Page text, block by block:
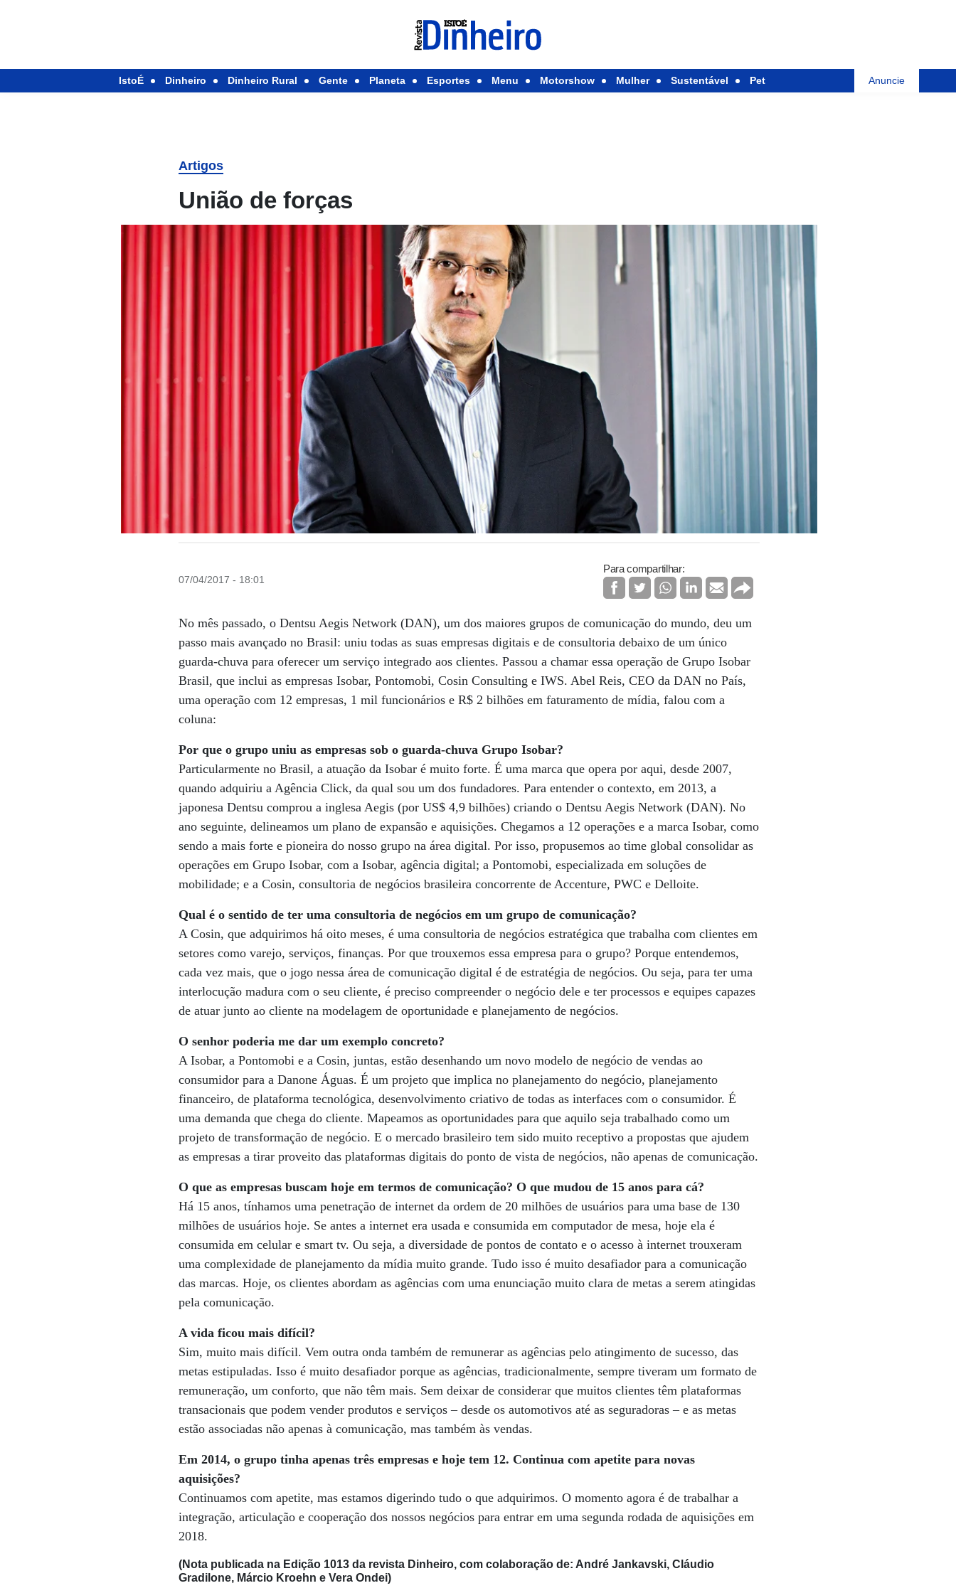
IstoÉ Dinheiro Dinheiro Rural Gente Planeta Esportes Menu Motorshow Mulher Sustentável Pet Anuncie
Artigos
União de forças
07/04/2017 - 18:01
Para compartilhar:
No mês passado, o Dentsu Aegis Network (DAN), um dos maiores grupos de comunicação do mundo, deu um
passo mais avançado no Brasil: uniu todas as suas empresas digitais e de consultoria debaixo de um único
guarda-chuva para oferecer um serviço integrado aos clientes. Passou a chamar essa operação de Grupo Isobar
Brasil, que inclui as empresas Isobar, Pontomobi, Cosin Consulting e IWS. Abel Reis, CEO da DAN no País,
uma operação com 12 empresas, 1 mil funcionários e R$ 2 bilhões em faturamento de mídia, falou com a
coluna:
Por que o grupo uniu as empresas sob o guarda-chuva Grupo Isobar?
Particularmente no Brasil, a atuação da Isobar é muito forte. É uma marca que opera por aqui, desde 2007,
quando adquiriu a Agência Click, da qual sou um dos fundadores. Para entender o contexto, em 2013, a
japonesa Dentsu comprou a inglesa Aegis (por US$ 4,9 bilhões) criando o Dentsu Aegis Network (DAN). No
ano seguinte, delineamos um plano de expansão e aquisições. Chegamos a 12 operações e a marca Isobar, como
sendo a mais forte e pioneira do nosso grupo na área digital. Por isso, propusemos ao time global consolidar as
operações em Grupo Isobar, com a Isobar, agência digital; a Pontomobi, especializada em soluções de
mobilidade; e a Cosin, consultoria de negócios brasileira concorrente de Accenture, PWC e Delloite.
Qual é o sentido de ter uma consultoria de negócios em um grupo de comunicação?
A Cosin, que adquirimos há oito meses, é uma consultoria de negócios estratégica que trabalha com clientes em
setores como varejo, serviços, finanças. Por que trouxemos essa empresa para o grupo? Porque entendemos,
cada vez mais, que o jogo nessa área de comunicação digital é de estratégia de negócios. Ou seja, para ter uma
interlocução madura com o seu cliente, é preciso compreender o negócio dele e ter processos e equipes capazes
de atuar junto ao cliente na modelagem de oportunidade e planejamento de negócios.
O senhor poderia me dar um exemplo concreto?
A Isobar, a Pontomobi e a Cosin, juntas, estão desenhando um novo modelo de negócio de vendas ao
consumidor para a Danone Águas. É um projeto que implica no planejamento do negócio, planejamento
financeiro, de plataforma tecnológica, desenvolvimento criativo de todas as interfaces com o consumidor. É
uma demanda que chega do cliente. Mapeamos as oportunidades para que aquilo seja trabalhado como um
projeto de transformação de negócio. E o mercado brasileiro tem sido muito receptivo a propostas que ajudem
as empresas a tirar proveito das plataformas digitais do ponto de vista de negócios, não apenas de comunicação.
O que as empresas buscam hoje em termos de comunicação? O que mudou de 15 anos para cá?
Há 15 anos, tínhamos uma penetração de internet da ordem de 20 milhões de usuários para uma base de 130
milhões de usuários hoje. Se antes a internet era usada e consumida em computador de mesa, hoje ela é
consumida em celular e smart tv. Ou seja, a diversidade de pontos de contato e o acesso à internet trouxeram
uma complexidade de planejamento da mídia muito grande. Tudo isso é muito desafiador para a comunicação
das marcas. Hoje, os clientes abordam as agências com uma enunciação muito clara de metas a serem atingidas
pela comunicação.
A vida ficou mais difícil?
Sim, muito mais difícil. Vem outra onda também de remunerar as agências pelo atingimento de sucesso, das
metas estipuladas. Isso é muito desafiador porque as agências, tradicionalmente, sempre tiveram um formato de
remuneração, um conforto, que não têm mais. Sem deixar de considerar que muitos clientes têm plataformas
transacionais que podem vender produtos e serviços – desde os automotivos até as seguradoras – e as metas
estão associadas não apenas à comunicação, mas também às vendas.
Em 2014, o grupo tinha apenas três empresas e hoje tem 12. Continua com apetite para novas
aquisições?
Continuamos com apetite, mas estamos digerindo tudo o que adquirimos. O momento agora é de trabalhar a
integração, articulação e cooperação dos nossos negócios para entrar em uma segunda rodada de aquisições em
2018.
(Nota publicada na Edição 1013 da revista Dinheiro, com colaboração de: André Jankavski, Cláudio
Gradilone, Márcio Kroehn e Vera Ondei)